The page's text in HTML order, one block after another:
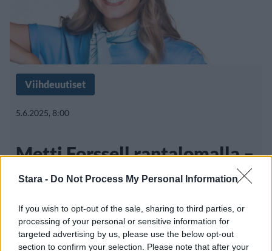
Stara - Do Not Process My Personal Information
If you wish to opt-out of the sale, sharing to third parties, or
processing of your personal or sensitive information for
targeted advertising by us, please use the below opt-out
section to confirm your selection. Please note that after your
Viihdeuutiset
5.6.2025, 8:00
Metti Forssell rantalomalla –
upeat biksukuvat someen
Suomalainen jalkapallotähti Mikael Forssell ja
hänen puolisonsa Metti Forssell saivat